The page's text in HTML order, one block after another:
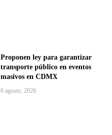
Proponen ley para garantizar
transporte público en eventos
masivos en CDMX
6 agosto, 2026